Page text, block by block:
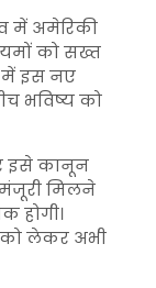
में अमेरिकी
को सख्त
में इस नए
भविष्य को
इसे कानून
मिलने
होगी।
लेकर अभी